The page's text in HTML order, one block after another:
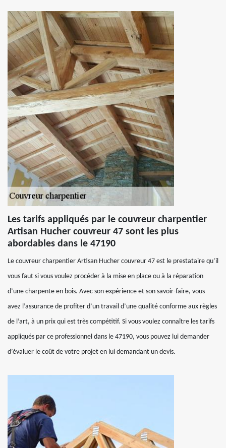
Les tarifs appliqués par le couvreur charpentier
Artisan Hucher couvreur 47 sont les plus
abordables dans le 47190
Le couvreur charpentier Artisan Hucher couvreur 47 est le prestataire qu’il
vous faut si vous voulez procéder à la mise en place ou à la réparation
d’une charpente en bois. Avec son expérience et son savoir-faire, vous
avez l’assurance de profiter d’un travail d’une qualité conforme aux règles
de l’art, à un prix qui est très compétitif. Si vous voulez connaître les tarifs
appliqués par ce professionnel dans le 47190, vous pouvez lui demander
d’évaluer le coût de votre projet en lui demandant un devis.